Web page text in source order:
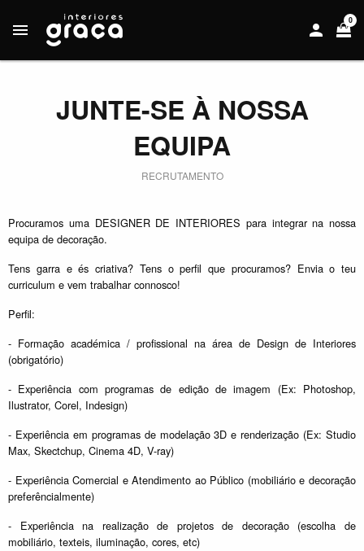
0
JUNTE-SE À NOSSA
EQUIPA
RECRUTAMENTO
Procuramos uma DESIGNER DE INTERIORES para integrar na nossa
equipa de decoração.
Tens garra e és criativa? Tens o perfil que procuramos? Envia o teu
curriculum e vem trabalhar connosco!
Perfil:
- Formação académica / profissional na área de Design de Interiores
(obrigatório)
- Experiência com programas de edição de imagem (Ex: Photoshop,
Ilustrator, Corel, Indesign)
- Experiência em programas de modelação 3D e renderização (Ex: Studio
Max, Skectchup, Cinema 4D, V-ray)
- Experiência Comercial e Atendimento ao Público (mobiliário e decoração
preferêncialmente)
- Experiência na realização de projetos de decoração (escolha de
mobiliário, texteis, iluminação, cores, etc)